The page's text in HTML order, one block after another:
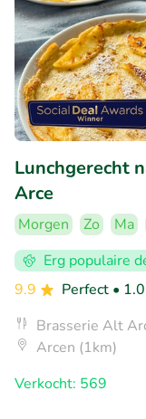
Lunchgerecht
Arce
Morgen Zo Ma
Erg populaire
9.9
Perfect •
Brasserie Alt
Arcen (1km)
Verkocht: 569